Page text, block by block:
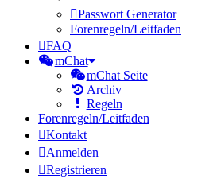
Passwort Generator
Forenregeln/Leitfaden
FAQ
mChat
mChat Seite
Archiv
Regeln
Forenregeln/Leitfaden
Kontakt
Anmelden
Registrieren